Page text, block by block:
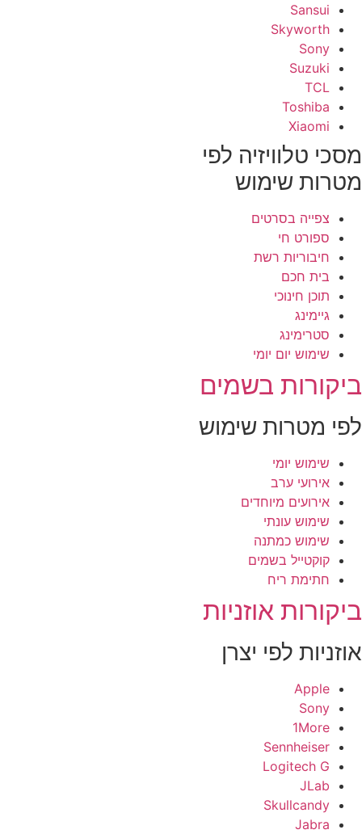
Sansui
Skyworth
Sony
Suzuki
TCL
Toshiba
Xiaomi
טלוויזיה לפי
שימוש
צפייה בסרטים
ספורט חי
חיבוריות רשת
בית חכם
תוכן חינוכי
גיימינג
סטרימינג
שימוש יום יומי
בשמים
מטרות שימוש
שימוש יומי
אירועי ערב
אירועים מיוחדים
שימוש עונתי
שימוש כמתנה
קוקטייל בשמים
חתימת ריח
אוזניות
לפי יצרן
Apple
Sony
1More
Sennheiser
Logitech G
JLab
Skullcandy
Jabra